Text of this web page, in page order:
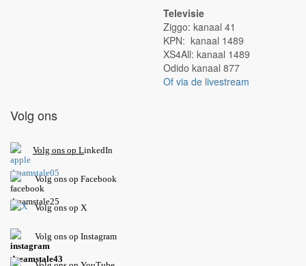
Televisie
Ziggo: kanaal 41
KPN: kanaal 1489
XS4All: kanaal 1489
Odido kanaal 877
Of via de livestream
Volg ons
Volg ons op LinkedIn
Volg ons op Facebook
Volg ons op X
Volg ons op Instagram